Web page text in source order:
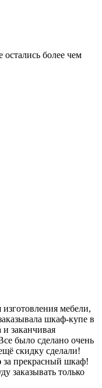
более чем
мебели,
шкаф-купе в
заканчивая
было сделано очень
скидку сделали!
за прекрасный шкаф!
заказывать только